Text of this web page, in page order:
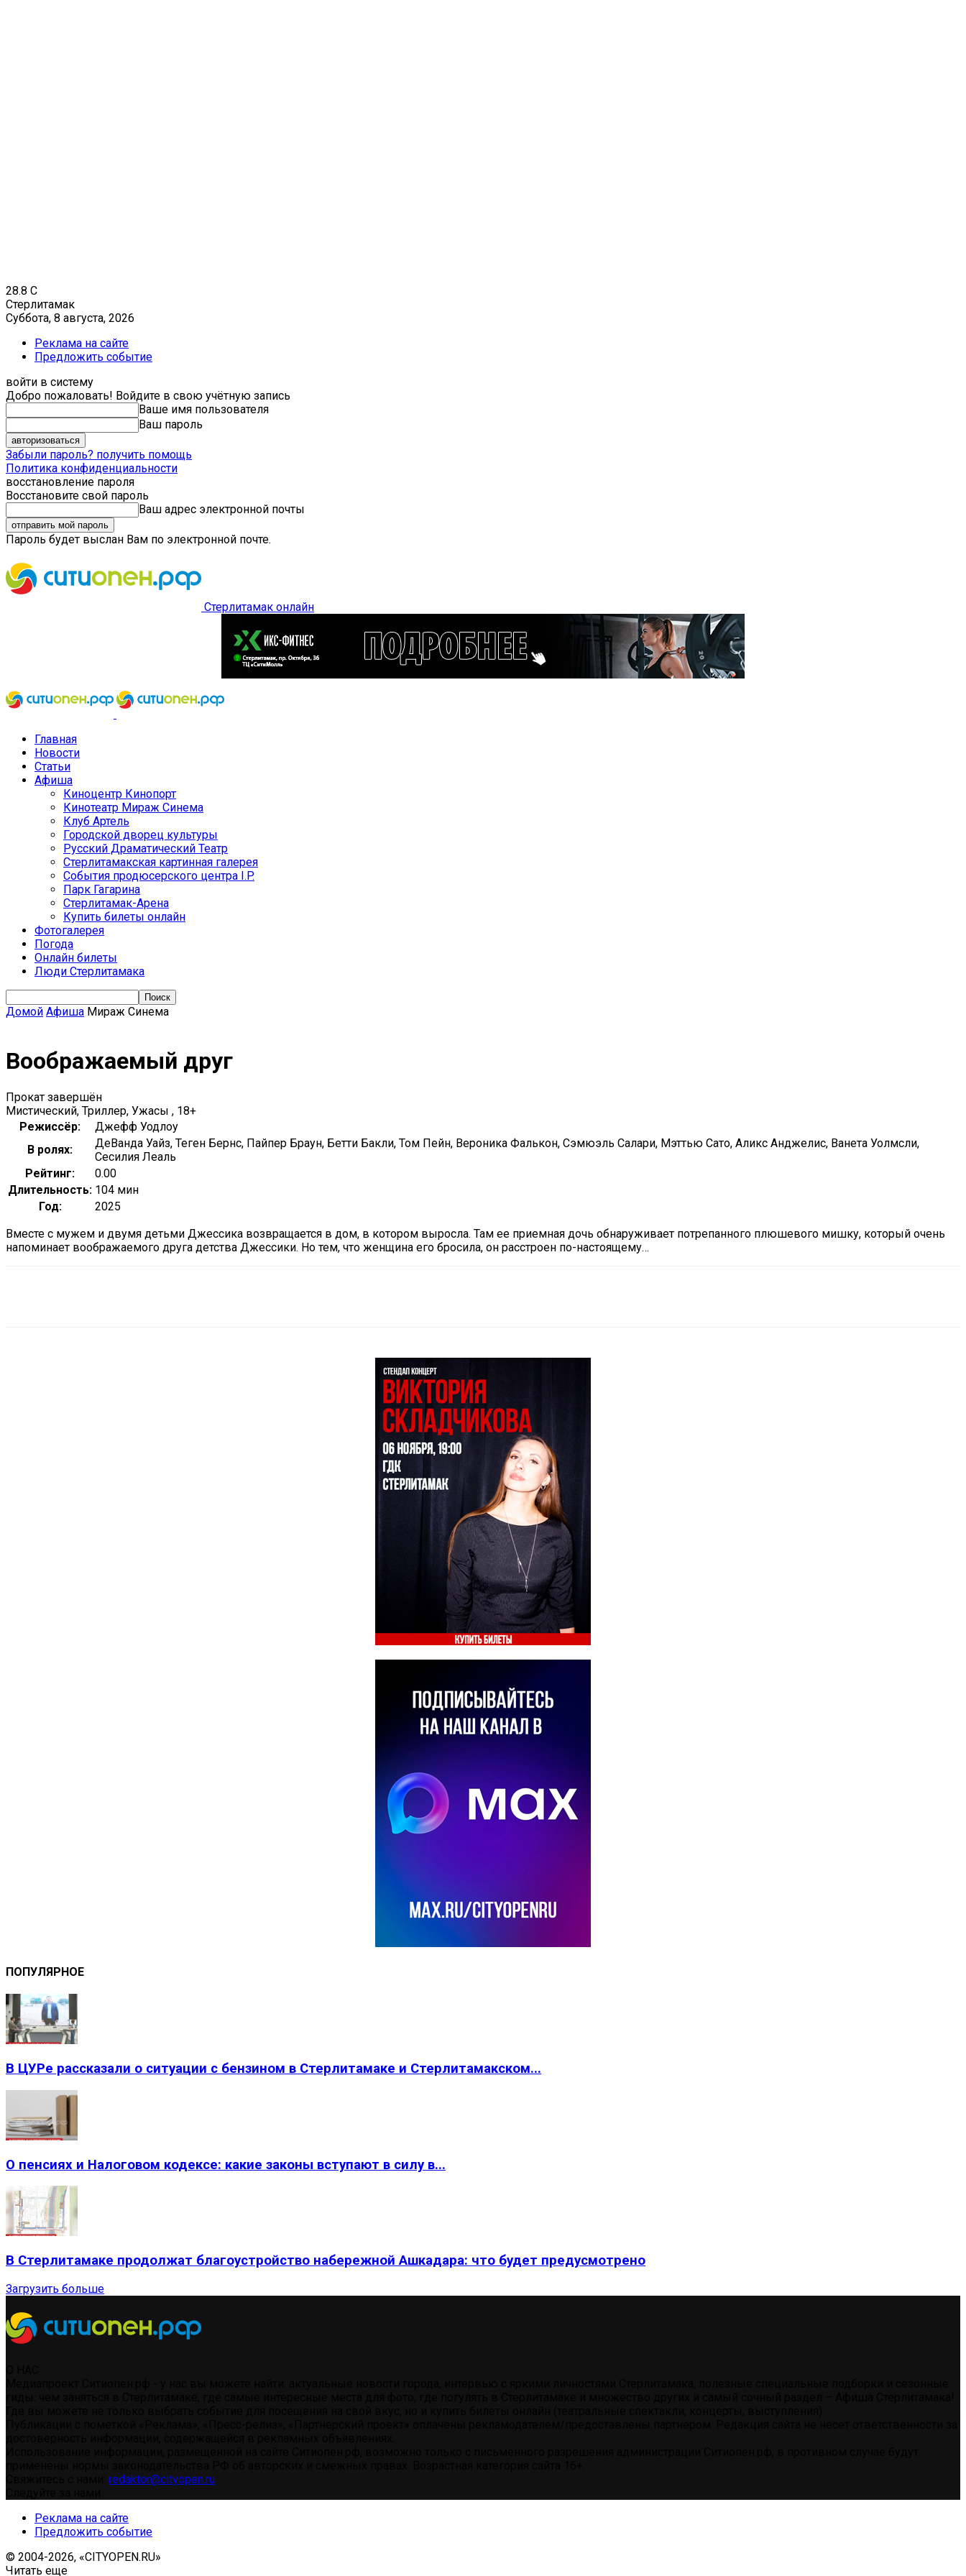
28.8 C
Стерлитамак
Суббота, 8 августа, 2026
Реклама на сайте
Предложить событие
войти в систему
Добро пожаловать! Войдите в свою учётную запись
Ваше имя пользователя
Ваш пароль
Забыли пароль? получить помощь
Политика конфиденциальности
восстановление пароля
Восстановите свой пароль
Ваш адрес электронной почты
Пароль будет выслан Вам по электронной почте.
Стерлитамак онлайн
Главная
Новости
Статьи
Афиша
Киноцентр Кинопорт
Кинотеатр Мираж Синема
Клуб Артель
Городской дворец культуры
Русский Драматический Театр
Стерлитамакская картинная галерея
События продюсерского центра I.P.
Парк Гагарина
Стерлитамак-Арена
Купить билеты онлайн
Фотогалерея
Погода
Онлайн билеты
Люди Стерлитамака
Домой Афиша Мираж Синема
Воображаемый друг
Прокат завершён
Мистический, Триллер, Ужасы , 18+
Режиссёр:
Джефф Уодлоу
В ролях:
ДеВанда Уайз, Теген Бернс, Пайпер Браун, Бетти Бакли, Том Пейн, Вероника Фалькон, Сэмюэль Салари, Мэттью Сато, Аликс Анджелис, Ванета Уолмсли,
Сесилия Леаль
Рейтинг:
0.00
Длительность: 104 мин
Год:
2025
Вместе с мужем и двумя детьми Джессика возвращается в дом, в котором выросла. Там ее приемная дочь обнаруживает потрепанного плюшевого мишку, который очень
напоминает воображаемого друга детства Джессики. Но тем, что женщина его бросила, он расстроен по-настоящему…
ПОПУЛЯРНОЕ
В ЦУРе рассказали о ситуации с бензином в Стерлитамаке и Стерлитамакском...
О пенсиях и Налоговом кодексе: какие законы вступают в силу в...
В Стерлитамаке продолжат благоустройство набережной Ашкадара: что будет предусмотрено
Загрузить больше
redaktor@cityopen.ru
Реклама на сайте
Предложить событие
© 2004-2026, «CITYOPEN.RU»
Читать еще